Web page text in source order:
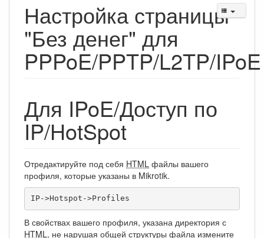
Настройка страницы
"Без денег" для
PPPoE/PPTP/L2TP/IPoE
Для IPoE/Доступ по
IP/HotSpot
Отредактируйте под себя HTML файлы вашего
профиля, которые указаны в Mikrotik.
IP->Hotspot->Profiles
В свойствах вашего профиля, указана директория с
HTML, не нарушая общей структуры файла измените